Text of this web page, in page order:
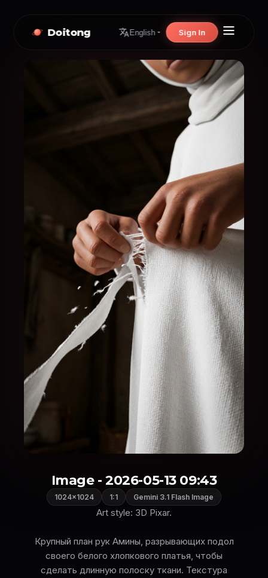
Doitong English Sign In
Image - 2026-05-13 09:43
1024×1024 1:1 Gemini 3.1 Flash Image
Art style: 3D Pixar.
Крупный план рук Амины, разрывающих подол
своего белого хлопкового платья, чтобы
сделать длинную полоску ткани. Текстура